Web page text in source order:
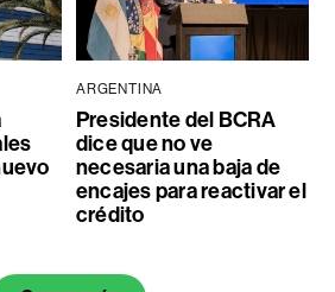
ARGENTINA
Presidente del BCRA
dice que no ve
necesaria una baja de
encajes para reactivar el
crédito